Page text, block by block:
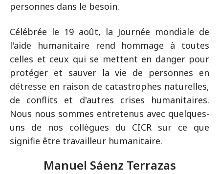
personnes dans le besoin.
Célébrée le 19 août, la Journée mondiale de
l'aide humanitaire rend hommage à toutes
celles et ceux qui se mettent en danger pour
protéger et sauver la vie de personnes en
détresse en raison de catastrophes naturelles,
de conflits et d'autres crises humanitaires.
Nous nous sommes entretenus avec quelques-
uns de nos collègues du CICR sur ce que
signifie être travailleur humanitaire.
Manuel Sáenz Terrazas